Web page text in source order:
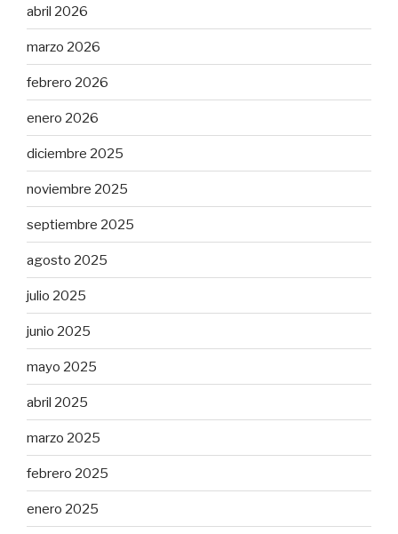
abril 2026
marzo 2026
febrero 2026
enero 2026
diciembre 2025
noviembre 2025
septiembre 2025
agosto 2025
julio 2025
junio 2025
mayo 2025
abril 2025
marzo 2025
febrero 2025
enero 2025